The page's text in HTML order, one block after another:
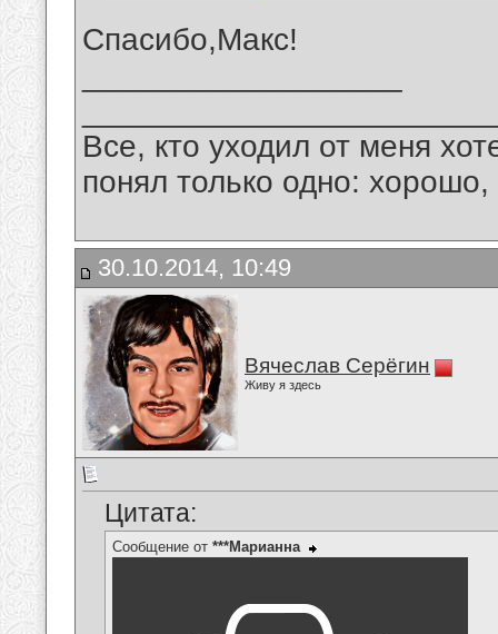
Спасибо,Макс!
Все, кто уходил от меня
понял только одно:
30.10.2014, 10:49
Вячеслав Серёгин
Живу я здесь
Цитата:
Сообщение от ***Марианна